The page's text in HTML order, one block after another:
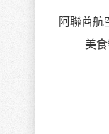
阿聯酋航
美